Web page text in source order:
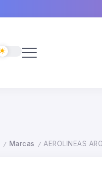
/ Marcas / AEROLINEAS